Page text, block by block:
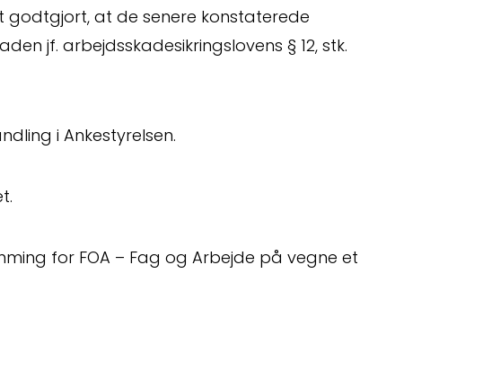
Medarbejdere Spørgsmål
at de senere konstaterede
jf. arbejdsskadesikringslovens § 12, stk.
i Ankestyrelsen.
for FOA – Fag og Arbejde på vegne et